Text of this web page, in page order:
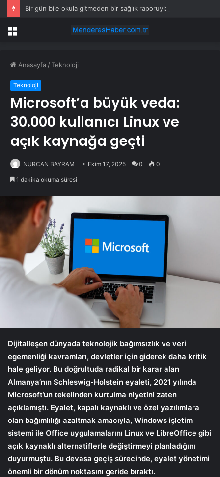
Menü
Anasayfa /Teknoloji
Teknoloji
Microsoft’a büyük veda:
30.000 kullanıcı Linux ve
açık kaynağa geçti
NURCAN BAYRAM Ekim 17, 2025 0 0
1 dakika okuma süresi
Dijitalleşen dünyada teknolojik bağımsızlık ve veri
egemenliği kavramları, devletler için giderek daha kritik
hale geliyor. Bu doğrultuda radikal bir karar alan
Almanya’nın Schleswig-Holstein eyaleti, 2021 yılında
Microsoft’un tekelinden kurtulma niyetini zaten
açıklamıştı. Eyalet, kapalı kaynaklı ve özel yazılımlara
olan bağımlılığı azaltmak amacıyla, Windows işletim
sistemi ile Office uygulamalarını Linux ve LibreOffice gibi
açık kaynaklı alternatiflerle değiştirmeyi planladığını
duyurmuştu. Bu devasa geçiş sürecinde, eyalet yönetimi
önemli bir dönüm noktasını geride bıraktı.